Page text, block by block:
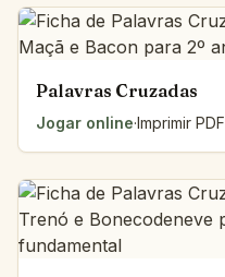
Palavras Cruzadas
Jogar online·Imprimir PDF